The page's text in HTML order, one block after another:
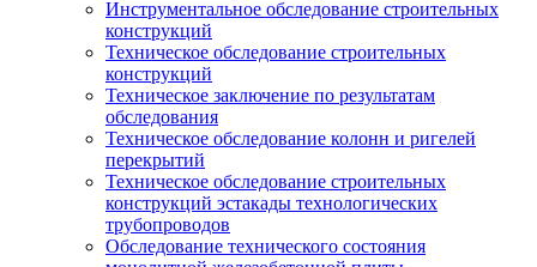
Инструментальное обследование строительных
конструкций
Техническое обследование строительных
конструкций
Техническое заключение по результатам
обследования
Техническое обследование колонн и ригелей
перекрытий
Техническое обследование строительных
конструкций эстакады технологических
трубопроводов
Обследование технического состояния